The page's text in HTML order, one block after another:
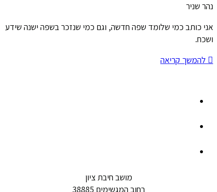
נהר שניר
אני כותב כמי שלומד שפה חדשה, וגם כמי שנזכר בשפה ישנה שידע
ושכח.
להמשך קריאה
מושב חיבת ציון
רחוב המגשימים 38885